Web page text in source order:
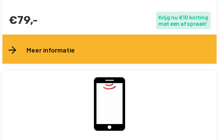
€79,-
Krijg nu €10 korting
met een afspraak!
Meer informatie